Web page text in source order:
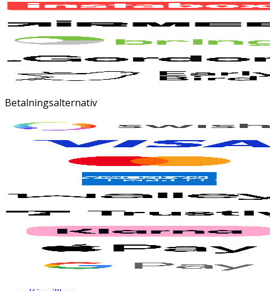
Betalningsalternativ